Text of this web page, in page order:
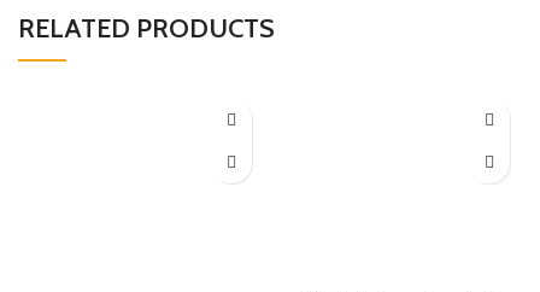
RELATED PRODUCTS